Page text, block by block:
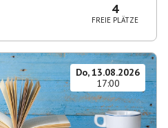
4
FREIE PLÄTZE
Do, 13.08.2026
17:00